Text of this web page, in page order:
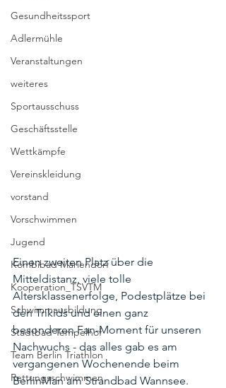
Gesundheitssport
Adlermühle
Veranstaltungen
weiteres
Sportausschuss
Geschäftsstelle
Wettkämpfe
Vereinskleidung
vorstand
Vorschwimmen
Jugend
Kombibad Mariendorf
Kooperation_TSVTM
Schwimmausbildung
Stadtbad Tempelhof
Team Berlin Triathlon
Rettungsschwimmen
Einen zweiten Platz über die
Mitteldistanz, viele tolle
Altersklassenerfolge, Podestplätze bei
den Trikids und einen ganz
besonderen Fan-Moment für unseren
Nachwuchs - das alles gab es am
vergangenen Wochenende beim
BerlinMan am Strandbad Wannsee.